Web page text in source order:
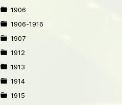
1906
1906-1916
1907
1912
1913
1914
1915